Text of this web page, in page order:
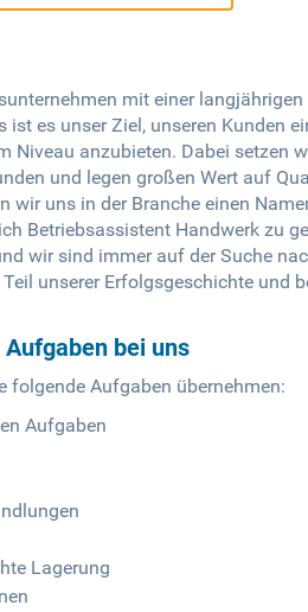
mit einer
es unser Ziel, unseren Kunden
Niveau anzubieten. Dabei setzen
und legen großen Wert auf
uns in der Branche einen
Betriebsassistent Handwerk zu
wir sind immer auf der Suche
unserer Erfolgsgeschichte und
bei uns
folgende Aufgaben übernehmen:
Aufgaben
Lagerung